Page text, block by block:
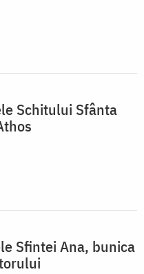
Schitului Sfânta
Sfintei Ana, bunica